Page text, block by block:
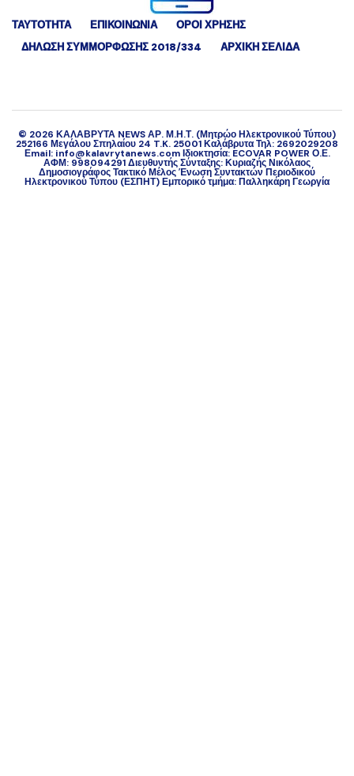
ΤΑΥΤΟΤΗΤΑ ΕΠΙΚΟΙΝΩΝΙΑ
ΟΡΟΙ ΧΡΗΣΗΣ
ΔΉΛΩΣΗ ΣΥΜΜΌΡΦΩΣΗΣ 2018/334
ΑΡΧΙΚΗ ΣΕΛΙΔΑ
© 2026 ΚΑΛΑΒΡΥΤΑ NEWS ΑΡ. Μ.Η.Τ. (Μητρώο Ηλεκτρονικού Τύπου)
252166 Μεγάλου Σπηλαίου 24 T.K. 25001 Καλάβρυτα Τηλ: 2692029208
Εmail: info@kalavrytanews.com Ιδιοκτησία: ECOVAR POWER Ο.Ε.
ΑΦΜ: 998094291 Διευθυντής Σύνταξης: Κυριαζής Νικόλαος
Δημοσιογράφος Τακτικό Μέλος Ένωση Συντακτών Περιοδικού
Ηλεκτρονικού Τύπου (ΕΣΠΗΤ) Εμπορικό τμήμα: Παλληκάρη Γεωργία